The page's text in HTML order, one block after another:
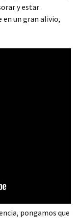
y estar
un gran alivio,
pongamos que